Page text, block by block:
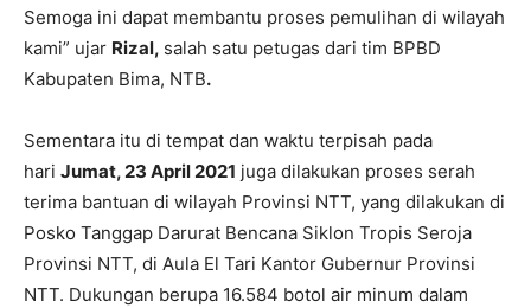
Semoga ini dapat membantu proses pemulihan di wilayah
kami” ujar Rizal, salah satu petugas dari tim BPBD
Kabupaten Bima, NTB.
Sementara itu di tempat dan waktu terpisah pada
hari Jumat, 23 April 2021 juga dilakukan proses serah
terima bantuan di wilayah Provinsi NTT, yang dilakukan di
Posko Tanggap Darurat Bencana Siklon Tropis Seroja
Provinsi NTT, di Aula El Tari Kantor Gubernur Provinsi
NTT. Dukungan berupa 16.584 botol air minum dalam